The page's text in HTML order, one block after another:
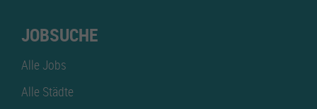
JOBSUCHE
Alle Jobs
Alle Städte